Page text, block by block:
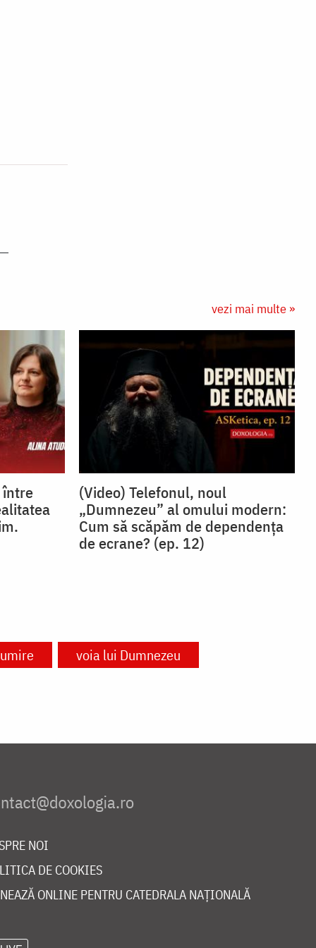
vezi mai multe »
între
(Video) Telefonul, noul
„Dumnezeu” al omului modern:
Cum să scăpăm de dependența
de ecrane? (ep. 12)
voia lui Dumnezeu
NOI
DE COOKIES
ONLINE PENTRU CATEDRALA NAȚIONALĂ